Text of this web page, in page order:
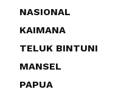
NASIONAL
KAIMANA
TELUK BINTUNI
MANSEL
PAPUA